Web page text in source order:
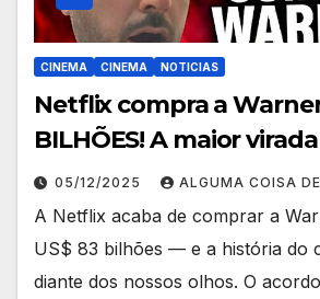
CINEMA CINEMA NOTICIAS
Netflix compra a
BILHÕES! A maior
05/12/2025 ALGUMA COISA
A Netflix acaba de comprar a
US$ 83 bilhões — e a história do
diante dos nossos olhos. O